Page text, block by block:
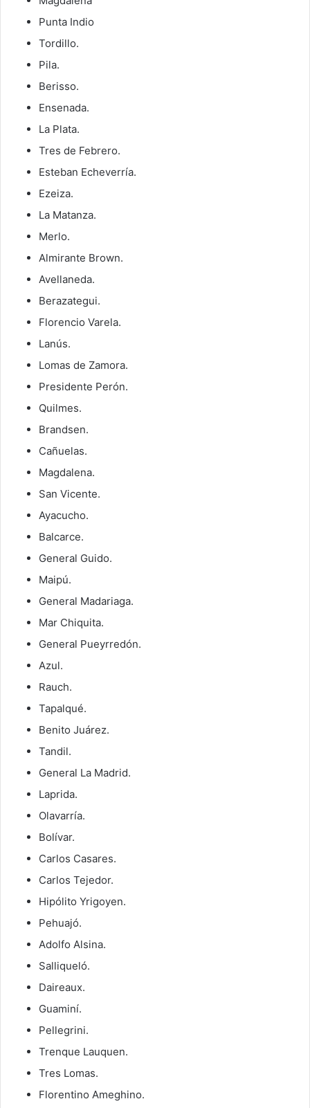
Punta Indio
Tordillo.
Pila.
Berisso.
Ensenada.
La Plata.
Tres de Febrero.
Esteban Echeverría.
Ezeiza.
La Matanza.
Merlo.
Almirante Brown.
Avellaneda.
Berazategui.
Florencio Varela.
Lanús.
Lomas de Zamora.
Presidente Perón.
Quilmes.
Brandsen.
Cañuelas.
Magdalena.
San Vicente.
Ayacucho.
Balcarce.
General Guido.
Maipú.
General Madariaga.
Mar Chiquita.
General Pueyrredón.
Azul.
Rauch.
Tapalqué.
Benito Juárez.
Tandil.
General La Madrid.
Laprida.
Olavarría.
Bolívar.
Carlos Casares.
Carlos Tejedor.
Hipólito Yrigoyen.
Pehuajó.
Adolfo Alsina.
Salliqueló.
Daireaux.
Guaminí.
Pellegrini.
Trenque Lauquen.
Tres Lomas.
Florentino Ameghino.